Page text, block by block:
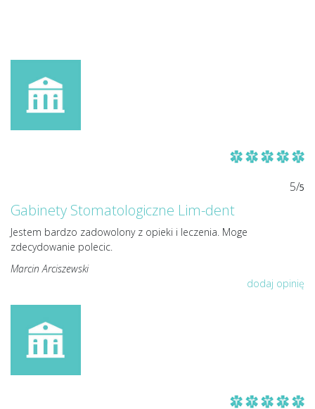
5/5
Gabinety Stomatologiczne Lim-dent
Jestem bardzo zadowolony z opieki i leczenia. Moge
zdecydowanie polecic.
Marcin Arciszewski
dodaj opinię